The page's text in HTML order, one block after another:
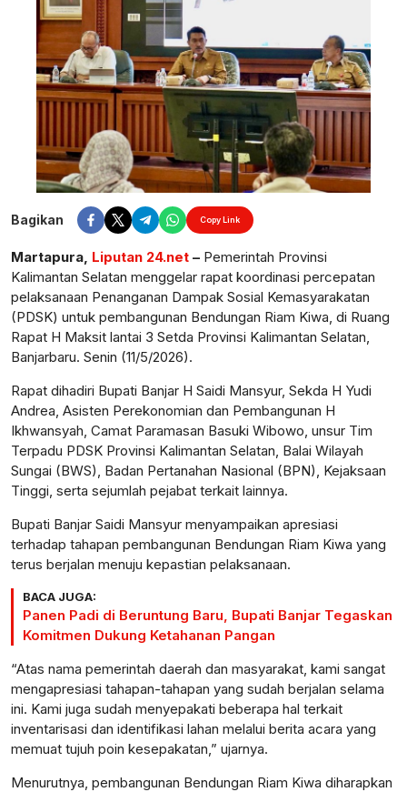
Bagikan Copy Link
Martapura, Liputan 24.net – Pemerintah Provinsi
Kalimantan Selatan menggelar rapat koordinasi percepatan
pelaksanaan Penanganan Dampak Sosial Kemasyarakatan
(PDSK) untuk pembangunan Bendungan Riam Kiwa, di Ruang
Rapat H Maksit lantai 3 Setda Provinsi Kalimantan Selatan,
Banjarbaru. Senin (11/5/2026).
Rapat dihadiri Bupati Banjar H Saidi Mansyur, Sekda H Yudi
Andrea, Asisten Perekonomian dan Pembangunan H
Ikhwansyah, Camat Paramasan Basuki Wibowo, unsur Tim
Terpadu PDSK Provinsi Kalimantan Selatan, Balai Wilayah
Sungai (BWS), Badan Pertanahan Nasional (BPN), Kejaksaan
Tinggi, serta sejumlah pejabat terkait lainnya.
Bupati Banjar Saidi Mansyur menyampaikan apresiasi
terhadap tahapan pembangunan Bendungan Riam Kiwa yang
terus berjalan menuju kepastian pelaksanaan.
BACA JUGA:
Panen Padi di Beruntung Baru, Bupati Banjar Tegaskan
Komitmen Dukung Ketahanan Pangan
“Atas nama pemerintah daerah dan masyarakat, kami sangat
mengapresiasi tahapan-tahapan yang sudah berjalan selama
ini. Kami juga sudah menyepakati beberapa hal terkait
inventarisasi dan identifikasi lahan melalui berita acara yang
memuat tujuh poin kesepakatan,” ujarnya.
Menurutnya, pembangunan Bendungan Riam Kiwa diharapkan